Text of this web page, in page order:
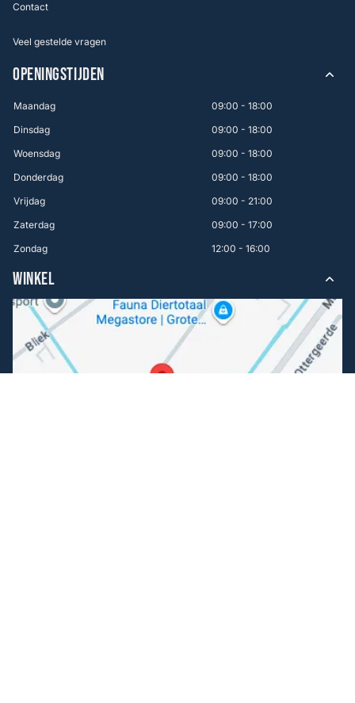
Contact
Veel gestelde vragen
OPENINGSTIJDEN
Maandag
09:00 - 18:00
Dinsdag
09:00 - 18:00
Woensdag
09:00 - 18:00
Donderdag
09:00 - 18:00
Vrijdag
09:00 - 21:00
Zaterdag
09:00 - 17:00
Zondag
12:00 - 16:00
WINKEL